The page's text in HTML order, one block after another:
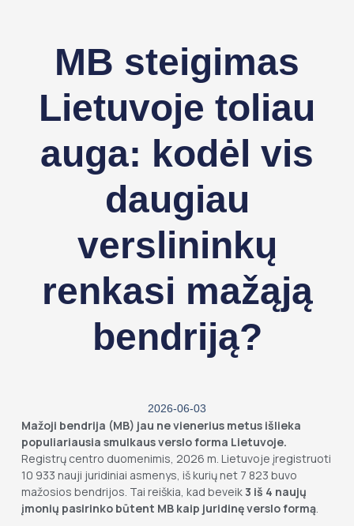
MB steigimas
Lietuvoje toliau
auga: kodėl vis
daugiau
verslininkų
renkasi mažąją
bendriją?
2026-06-03
Mažoji bendrija (MB) jau ne vienerius metus išlieka
populiariausia smulkaus verslo forma Lietuvoje.
Registrų centro duomenimis, 2026 m. Lietuvoje įregistruoti
10 933 nauji juridiniai asmenys, iš kurių net 7 823 buvo
mažosios bendrijos. Tai reiškia, kad beveik3 iš 4 naujų
įmonių pasirinko būtent MB kaip juridinę verslo formą.